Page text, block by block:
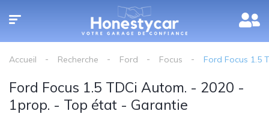
Accueil Recherche Ford Focus Ford Focus 1.5
Ford Focus 1.5 TDCi Autom. - 2020 -
1prop. - Top état - Garantie